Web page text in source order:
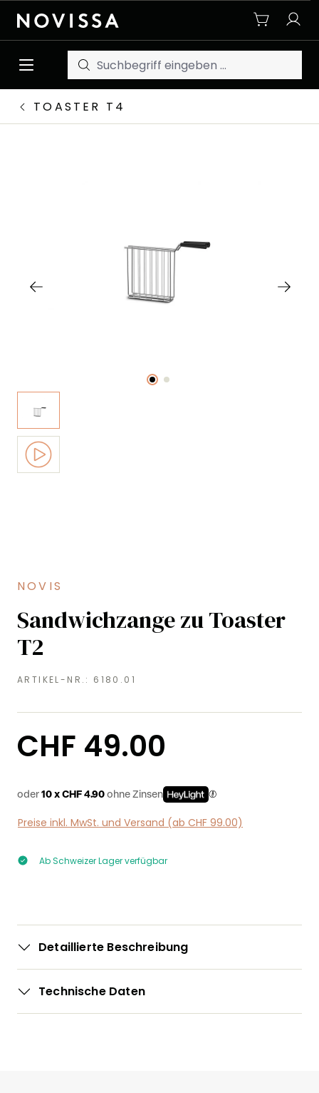
Zum Hauptinhalt springen
TOASTER T4
NOVIS
Sandwichzange zu Toaster
T2
ARTIKEL-NR.: 6180.01
Regulärer Preis:
CHF 49.00
oder 10 x CHF 4.90 ohne Zinsen
Preise inkl. MwSt. und Versand (ab CHF 99.00)
Ab Schweizer Lager verfügbar
Detaillierte Beschreibung
Technische Daten